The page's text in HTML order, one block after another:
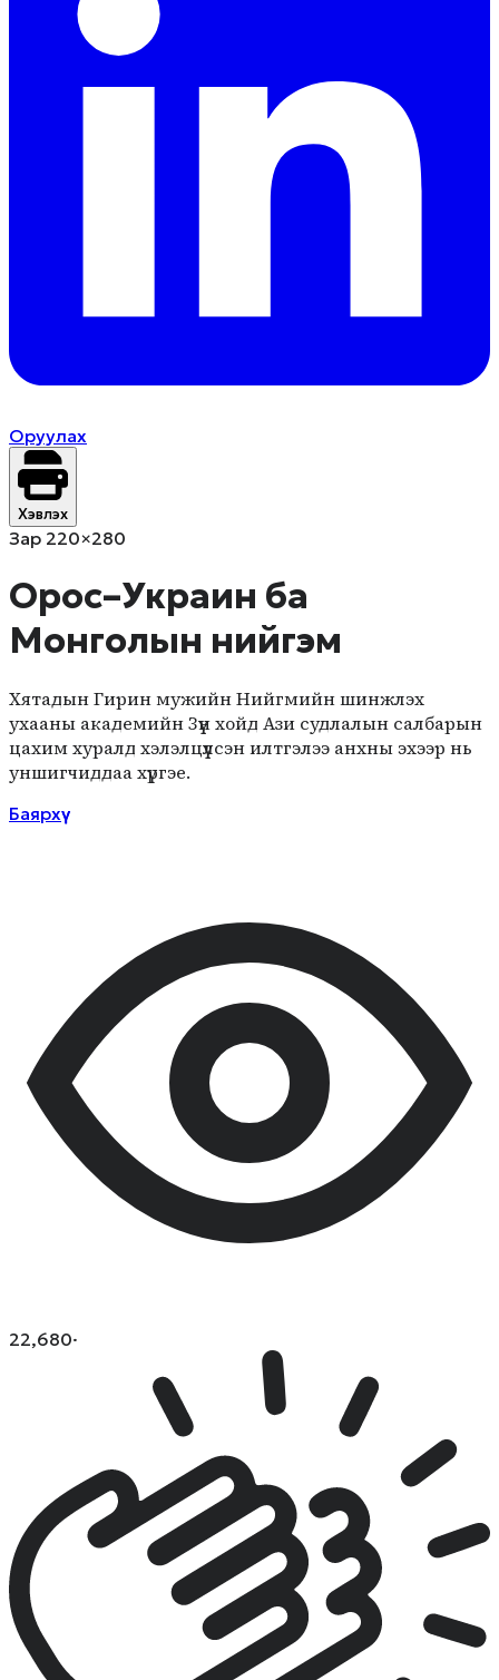
Оруулах
Хэвлэх
Зар 220×280
Орос–Украин ба
Монголын нийгэм
Хятадын Гирин мужийн Нийгмийн шинжлэх
ухааны академийн Зүүн хойд Ази судлалын салбарын
цахим хуралд хэлэлцүүлсэн илтгэлээ анхны эхээр нь
уншигчиддаа хүргэе.
Баярхүү
22,680·